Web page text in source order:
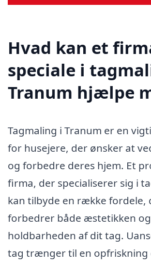
Hvad kan et
speciale i
Tranum hjælpe
Tagmaling i Tranum er en
for husejere, der ønsker at
og forbedre deres hjem. Et
firma, der specialiserer sig i
kan tilbyde en række fordele,
forbedrer både æstetikken og
holdbarheden af dit tag.
tag trænger til en opfriskning